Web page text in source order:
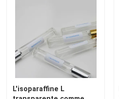
Fluide d'Isoparaffin
Isopar L fluide
L'isoparaffine L